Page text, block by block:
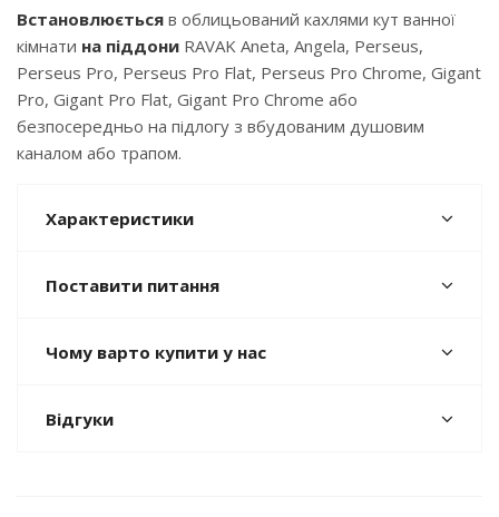
Встановлюється в облицьований кахлями кут ванної
кімнати на піддони RAVAK Aneta, Angela, Perseus,
Perseus Pro, Perseus Pro Flat, Perseus Pro Chrome, Gigant
Pro, Gigant Pro Flat, Gigant Pro Chrome або
безпосередньо на підлогу з вбудованим душовим
каналом або трапом.
Характеристики
Поставити питання
Чому варто купити у нас
Відгуки